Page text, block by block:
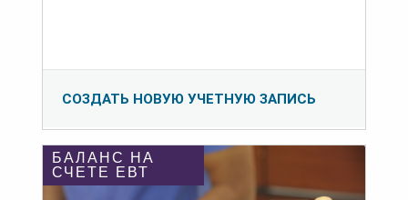
СОЗДАТЬ НОВУЮ УЧЕТНУЮ ЗАПИСЬ
БАЛАНС НА
СЧЕТЕ ЕВТ